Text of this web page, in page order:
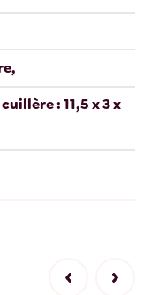
: 11,5 x 3 x